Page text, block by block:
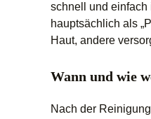
schnell und einfach
hauptsächlich als
Haut, andere
Wann und wie
Nach der